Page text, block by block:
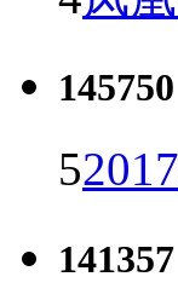
145750
5
141357